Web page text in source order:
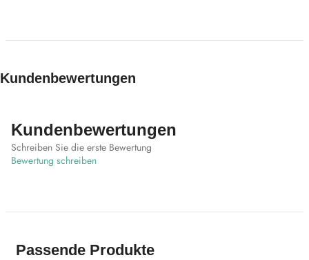
Kundenbewertungen
Kundenbewertungen
Schreiben Sie die erste Bewertung
Bewertung schreiben
Passende Produkte